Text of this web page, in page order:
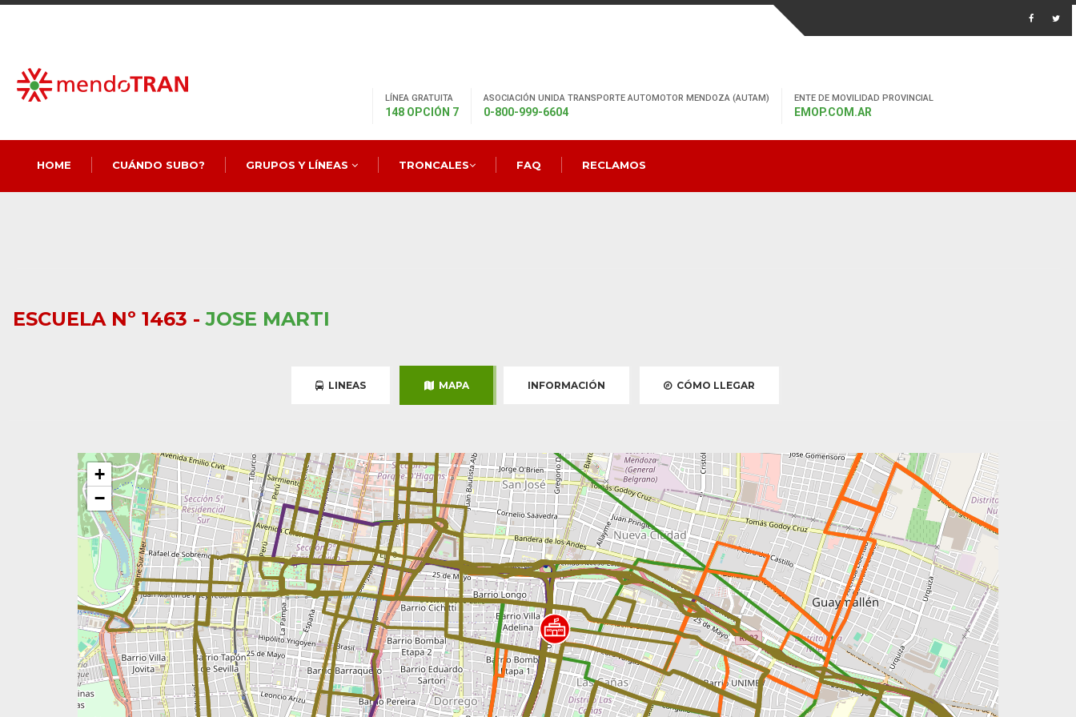
LÍNEA GRATUITA
148 OPCIÓN 7
ASOCIACIÓN UNIDA TRANSPORTE AUTOMOTOR MENDOZA (AUTAM)
0-800-999-6604
ENTE DE MOVILIDAD PROVINCIAL
EMOP.COM.AR
HOME CUÁNDO SUBO? GRUPOS Y LÍNEAS TRONCALES FAQ RECLAMOS
ESCUELA Nº 1463 -JOSE MARTI
LINEAS MAPA INFORMACIÓN CÓMO LLEGAR
+
−